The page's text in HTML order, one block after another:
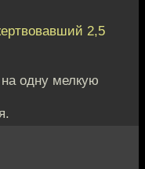
2,5
одну мелкую